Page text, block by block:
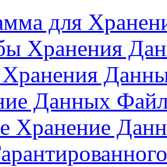
для
Хранения
Данных
Хранение